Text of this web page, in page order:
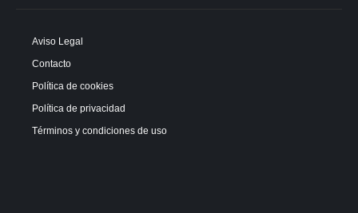
Aviso Legal
Contacto
Política de cookies
Política de privacidad
Términos y condiciones de uso